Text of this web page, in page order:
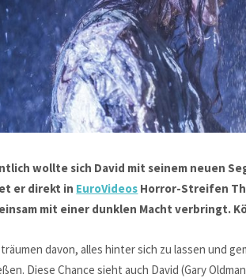
wollte sich David mit seinem neuen
er direkt in EuroVideos Horror-Streifen
mit einer dunklen Macht verbringt.
davon, alles hinter sich zu lassen und
Diese Chance sieht auch David (Gary